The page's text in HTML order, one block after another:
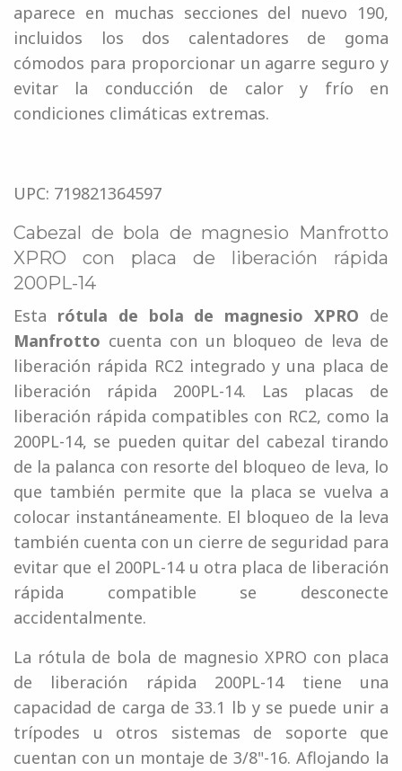
aparece en muchas secciones del nuevo 190,
incluidos los dos calentadores de goma
cómodos para proporcionar un agarre seguro y
evitar la conducción de calor y frío en
condiciones climáticas extremas.
UPC: 719821364597
Cabezal de bola de magnesio Manfrotto
XPRO con placa de liberación rápida
200PL-14
Esta rótula de bola de magnesio XPRO de
Manfrotto cuenta con un bloqueo de leva de
liberación rápida RC2 integrado y una placa de
liberación rápida 200PL-14. Las placas de
liberación rápida compatibles con RC2, como la
200PL-14, se pueden quitar del cabezal tirando
de la palanca con resorte del bloqueo de leva, lo
que también permite que la placa se vuelva a
colocar instantáneamente. El bloqueo de la leva
también cuenta con un cierre de seguridad para
evitar que el 200PL-14 u otra placa de liberación
rápida compatible se desconecte
accidentalmente.
La rótula de bola de magnesio XPRO con placa
de liberación rápida 200PL-14 tiene una
capacidad de carga de 33.1 lb y se puede unir a
trípodes u otros sistemas de soporte que
cuentan con un montaje de 3/8"-16. Aflojando la